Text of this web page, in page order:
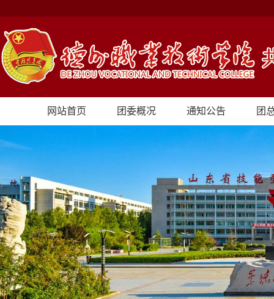
网站首页 团委概况 通知公告 团